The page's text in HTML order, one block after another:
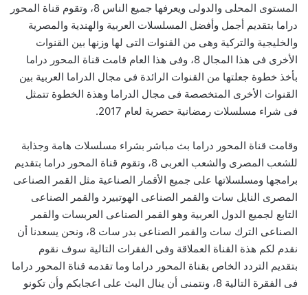
المستوى المحلى والدولى ويعرفها جميع الناس 8، وتقوم قناة المحور
دراما بتقديم أجمل وأفضل المسلسلات العربية والهندية والمصرية
والخليجية والتركية وهى من القنوات التى لها وزنها بين القنوات
الأخرى فى هذا المجال 8، وفى هذا العام قامت قناة المحور دراما
بأخذ خطوة جعلتها من القنوات الرائدة فى مجال الدراما العربية بين
القنوات الأخرى المتخصصة فى مجال الدراما وهذة الخطوة تتمثل
فى شراء مسلسلات رمضانية حصرية لعام 2017.
وقامت قناة المحور دراما بث مباشر بشراء مسلسلات هامة وجذابة
للشعب المصرى والشعب العربى 8، وتقوم قناة المحور دراما بتقديم
برامجها ومسلسلاتها على جميع الأقمار الصناعية مثل القمر الصناعى
المصرى النايل سات والقمر الصناعى الهوتبيرد والقمر الصناعى
التابع لجميع الدول العربية وهو القمر الصناعى العربسات والقمر
الصناعى الترك سات والقمر الصناعى بدر سات 8، ونحن يسعدنا أن
نقدم لكم هذة القناة العملاقة وفى الفقرات التالية سوف نقوم
بتقديم التردد الخاص بقناة المحور دراما وما تقدمه قناة المحور دراما
فى الفقرة التالية 8، ونتمنى أن ينال البث على اعجابكم وأن تكونو